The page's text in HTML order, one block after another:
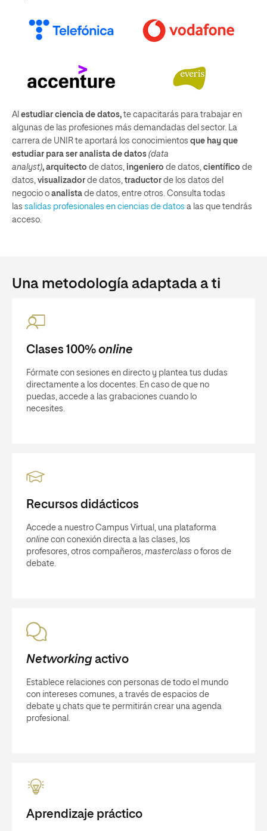
Al estudiar ciencia de datos, te capacitarás para trabajar en
algunas de las profesiones más demandadas del sector. La
carrera de UNIR te aportará los conocimientos que hay que
estudiar para ser analista de datos (data
analyst), arquitecto de datos, ingeniero de datos, científico de
datos, visualizador de datos, traductor de los datos del
negocio o analista de datos, entre otros. Consulta todas
las salidas profesionales en ciencias de datos a las que tendrás
acceso.
Una metodología adaptada a ti
Clases 100% online
Fórmate con sesiones en directo y plantea tus dudas
directamente a los docentes. En caso de que no
puedas, accede a las grabaciones cuando lo
necesites.
Recursos didácticos
Accede a nuestro Campus Virtual, una plataforma
online con conexión directa a las clases, los
profesores, otros compañeros, masterclass o foros de
debate.
Networkingactivo
Establece relaciones con personas de todo el mundo
con intereses comunes, a través de espacios de
debate y chats que te permitirán crear una agenda
profesional.
Aprendizaje práctico